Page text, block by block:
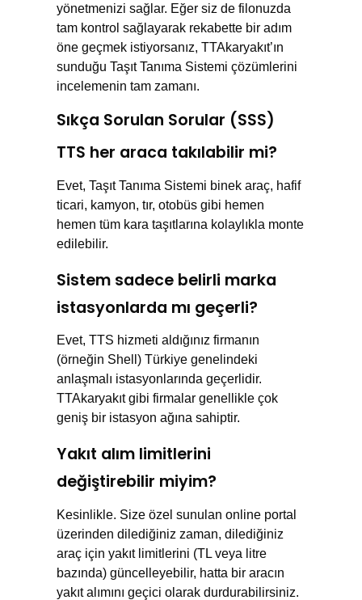
yönetmenizi sağlar. Eğer siz de filonuzda
tam kontrol sağlayarak rekabette bir adım
öne geçmek istiyorsanız, TTAkaryakıt’ın
sunduğu Taşıt Tanıma Sistemi çözümlerini
incelemenin tam zamanı.
Sıkça Sorulan Sorular (SSS)
TTS her araca takılabilir mi?
Evet, Taşıt Tanıma Sistemi binek araç, hafif
ticari, kamyon, tır, otobüs gibi hemen
hemen tüm kara taşıtlarına kolaylıkla monte
edilebilir.
Sistem sadece belirli marka
istasyonlarda mı geçerli?
Evet, TTS hizmeti aldığınız firmanın
(örneğin Shell) Türkiye genelindeki
anlaşmalı istasyonlarında geçerlidir.
TTAkaryakıt gibi firmalar genellikle çok
geniş bir istasyon ağına sahiptir.
Yakıt alım limitlerini
değiştirebilir miyim?
Kesinlikle. Size özel sunulan online portal
üzerinden dilediğiniz zaman, dilediğiniz
araç için yakıt limitlerini (TL veya litre
bazında) güncelleyebilir, hatta bir aracın
yakıt alımını geçici olarak durdurabilirsiniz.